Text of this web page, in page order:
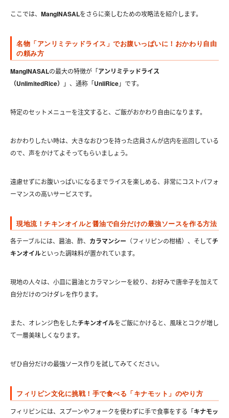
ここでは、 MangINASALをさらに楽しむための攻略法を紹介します。
名物「アンリミテッドライス」でお腹いっぱいに！おかわり自由
の頼み方
MangINASALの最大の特徴が「アンリミテッドライス
（UnlimitedRice）
」、通称「UnliRice」です。
特定のセットメニューを注文すると、ご飯がおかわり自由になります。
おかわりしたい時は、大きなおひつを持った店員さんが店内を巡回している
ので、声をかけてよそってもらいましょう。
遠慮せずにお腹いっぱいになるまでライスを楽しめる、非常にコストパフォ
ーマンスの高いサービスです。
現地流！チキンオイルと醤油で自分だけの最強ソースを作る方法
各テーブルには、醤油、酢、 カラマンシー （フィリピンの柑橘）、そしてチ
キンオイルといった調味料が置かれています。
現地の人々は、小皿に醤油とカラマンシーを絞り、お好みで唐辛子を加えて
自分だけのつけダレを作ります。
また、オレンジ色をしたチキンオイルをご飯にかけると、風味とコクが増し
て一層美味しくなります。
ぜひ自分だけの最強ソース作りを試してみてください。
フィリピン文化に挑戦！手で食べる「キナモット」のやり方
フィリピンには、スプーンやフォークを使わずに手で食事をする「キナモッ